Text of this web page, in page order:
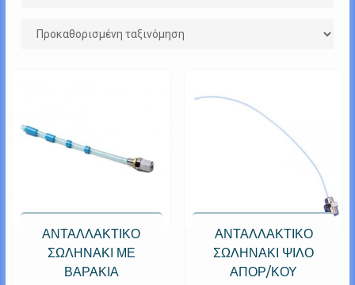
ΑΝΤΑΛΛΑΚΤΙΚΟ
ΣΩΛΗΝΑΚΙ ΜΕ
ΒΑΡΑΚΙΑ
ΑΝΤΑΛΛΑΚΤΙΚΟ
ΣΩΛΗΝΑΚΙ ΨΙΛΟ
ΑΠΟΡ/ΚΟΥ